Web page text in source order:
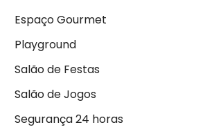
Espaço Gourmet
Playground
Salão de Festas
Salão de Jogos
Segurança 24 horas